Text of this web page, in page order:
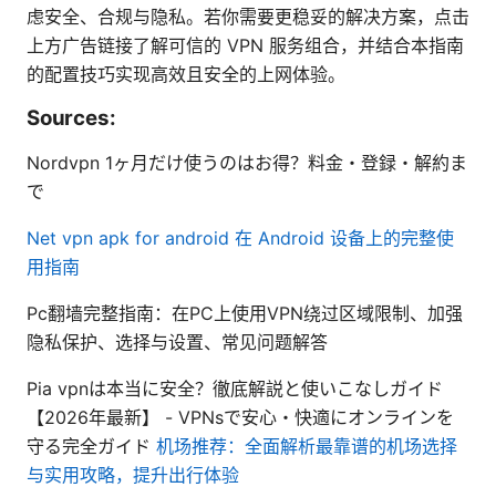
虑安全、合规与隐私。若你需要更稳妥的解决方案，点击
上方广告链接了解可信的 VPN 服务组合，并结合本指南
的配置技巧实现高效且安全的上网体验。
Sources:
Nordvpn 1ヶ月だけ使うのはお得？料金・登録・解約ま
で
Net vpn apk for android 在 Android 设备上的完整使
用指南
Pc翻墙完整指南：在PC上使用VPN绕过区域限制、加强
隐私保护、选择与设置、常见问题解答
Pia vpnは本当に安全？徹底解説と使いこなしガイド
【2026年最新】 - VPNsで安心・快適にオンラインを
守る完全ガイド 机场推荐：全面解析最靠谱的机场选择
与实用攻略，提升出行体验